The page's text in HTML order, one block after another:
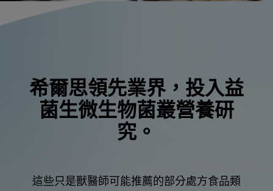
希爾思領先業界，投入益
菌生微生物菌叢營養研
究。
這些只是獸醫師可能推薦的部分處方食品類